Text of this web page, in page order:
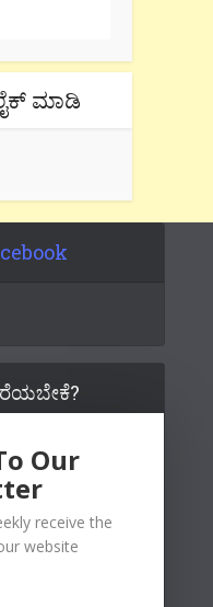
ಮಾಡಿ
Our
receive the
website